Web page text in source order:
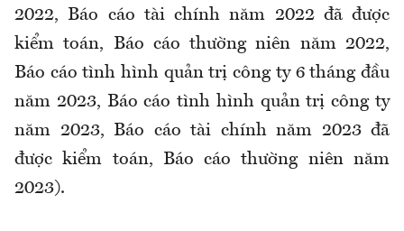
2022, Báo cáo tài chính năm 2022 đã được
kiểm toán, Báo cáo thường niên năm 2022,
Báo cáo tình hình quản trị công ty 6 tháng đầu
năm 2023, Báo cáo tình hình quản trị công ty
năm 2023, Báo cáo tài chính năm 2023 đã
được kiểm toán, Báo cáo thường niên năm
2023).